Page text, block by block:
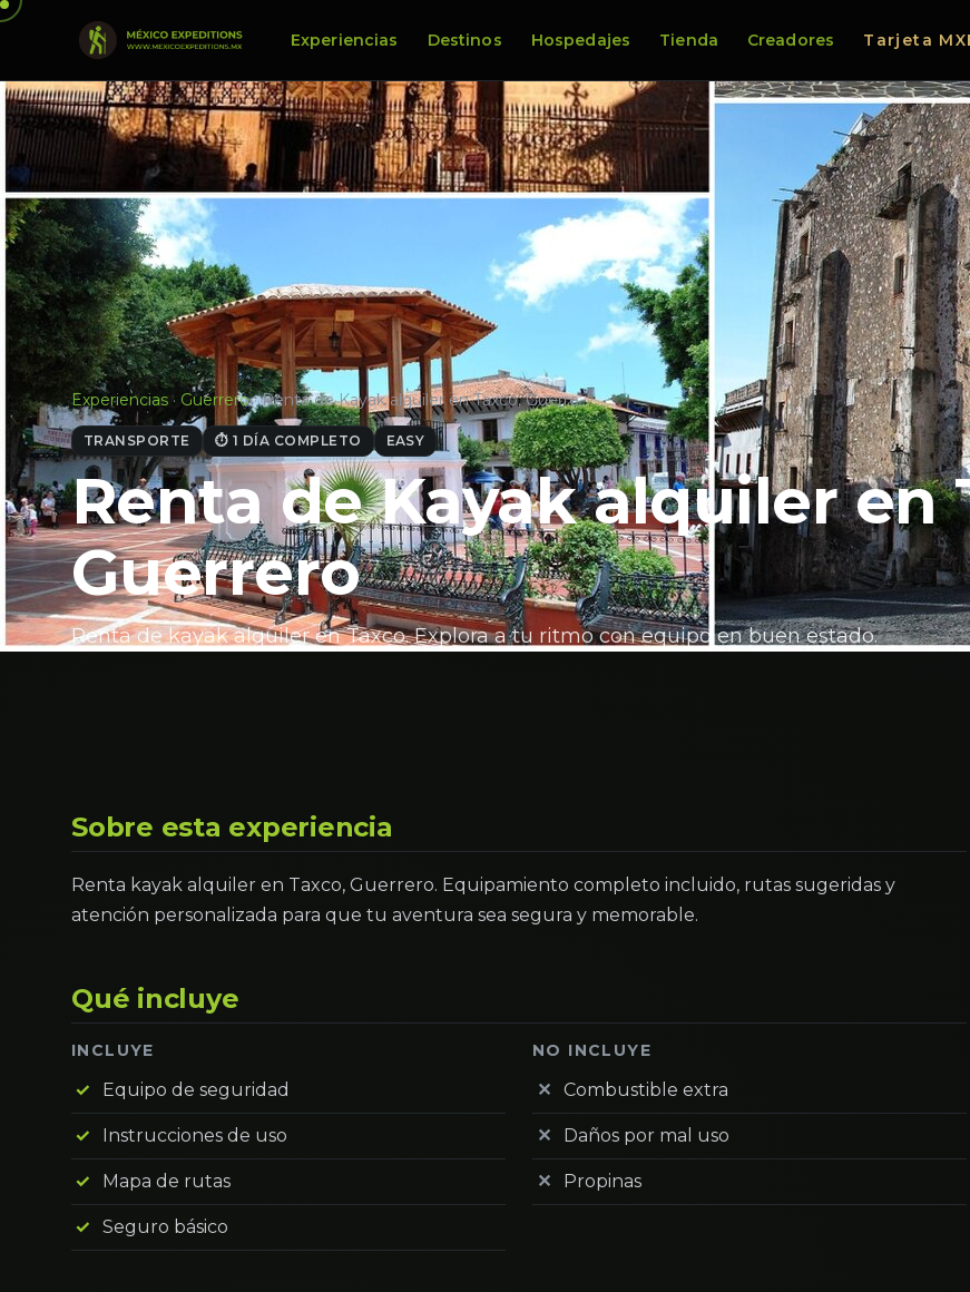
Experiencias Destinos Hospedajes Tienda Creadores Tarjeta
Experiencias · Guerrero · Renta de Kayak alquiler en Taxco, Guerre…
TRANSPORTE ⏱ 1 DÍA COMPLETO EASY
Renta de Kayak alquiler en
Guerrero
Renta de kayak alquiler en Taxco. Explora a tu ritmo con equipo en buen estado.
Sobre esta experiencia
Renta kayak alquiler en Taxco, Guerrero. Equipamiento completo incluido, rutas sugeridas y
atención personalizada para que tu aventura sea segura y memorable.
Qué incluye
INCLUYE
Equipo de seguridad
Instrucciones de uso
Mapa de rutas
Seguro básico
NO INCLUYE
Combustible extra
Daños por mal uso
Propinas